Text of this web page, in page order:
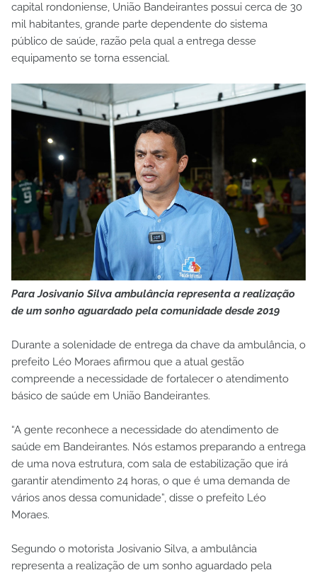
capital rondoniense, União Bandeirantes possui cerca de 30
mil habitantes, grande parte dependente do sistema
público de saúde, razão pela qual a entrega desse
equipamento se torna essencial.
Para Josivanio Silva ambulância representa a realização
de um sonho aguardado pela comunidade desde 2019
Durante a solenidade de entrega da chave da ambulância, o
prefeito Léo Moraes afirmou que a atual gestão
compreende a necessidade de fortalecer o atendimento
básico de saúde em União Bandeirantes.
“A gente reconhece a necessidade do atendimento de
saúde em Bandeirantes. Nós estamos preparando a entrega
de uma nova estrutura, com sala de estabilização que irá
garantir atendimento 24 horas, o que é uma demanda de
vários anos dessa comunidade”, disse o prefeito Léo
Moraes.
Segundo o motorista Josivanio Silva, a ambulância
representa a realização de um sonho aguardado pela